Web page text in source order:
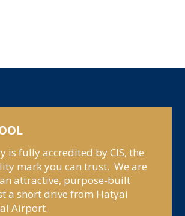
is fully accredited by CIS, the
mark you can trust. We are
attractive, purpose-built
a short drive from Hatyai
Airport.